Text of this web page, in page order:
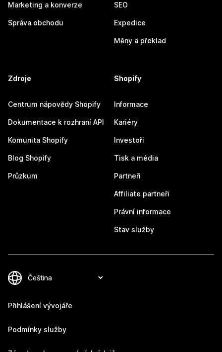
Marketing a konverze
Správa obchodu
SEO
Expedice
Měny a překlad
Zdroje
Centrum nápovědy Shopify
Dokumentace k rozhraní API
Komunita Shopify
Blog Shopify
Průzkum
Shopify
Informace
Kariéry
Investoři
Tisk a média
Partneři
Affiliate partneři
Právní informace
Stav služby
Přihlášení vývojáře
Podmínky služby